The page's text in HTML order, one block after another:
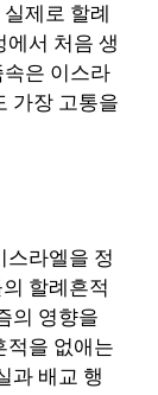
제로 할례
에서 처음 생
은 이스라
가장 고통을
스라엘을 정
할례흔적
의 영향을
적을 없애는
과 배교 행